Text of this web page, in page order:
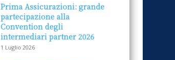
Prima Assicurazioni: grande
partecipazione alla
Convention degli
intermediari partner 2026
1 Luglio 2026